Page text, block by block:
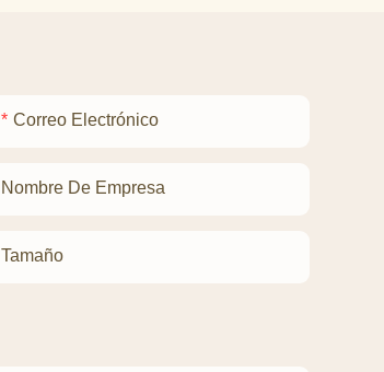
Correo Electrónico
Nombre De Empresa
Tamaño